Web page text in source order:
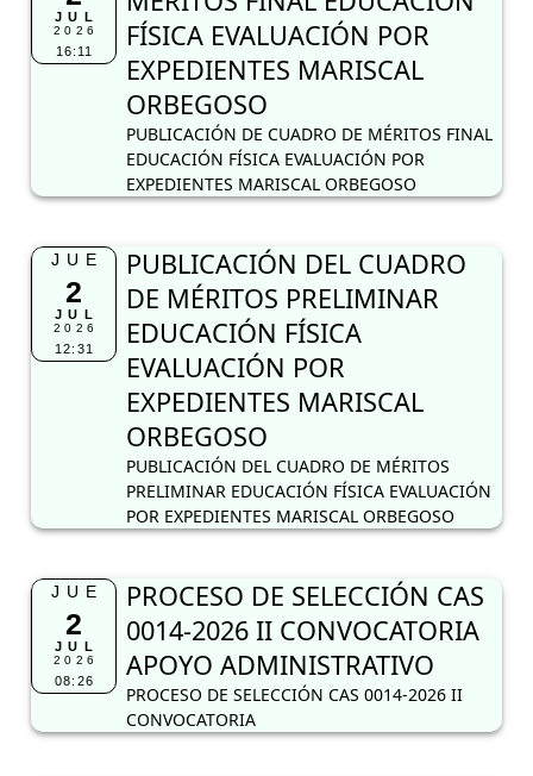
JUL
2026
16:11
FÍSICA EVALUACIÓN POR
EXPEDIENTES MARISCAL
ORBEGOSO
PUBLICACIÓN DE CUADRO DE MÉRITOS FINAL
EDUCACIÓN FÍSICA EVALUACIÓN POR
EXPEDIENTES MARISCAL ORBEGOSO
JUE
2
JUL
2026
12:31
PUBLICACIÓN DEL CUADRO
DE MÉRITOS PRELIMINAR
EDUCACIÓN FÍSICA
EVALUACIÓN POR
EXPEDIENTES MARISCAL
ORBEGOSO
PUBLICACIÓN DEL CUADRO DE MÉRITOS
PRELIMINAR EDUCACIÓN FÍSICA EVALUACIÓN
POR EXPEDIENTES MARISCAL ORBEGOSO
JUE
2
JUL
2026
08:26
PROCESO DE SELECCIÓN CAS
0014-2026 II CONVOCATORIA
APOYO ADMINISTRATIVO
PROCESO DE SELECCIÓN CAS 0014-2026 II
CONVOCATORIA